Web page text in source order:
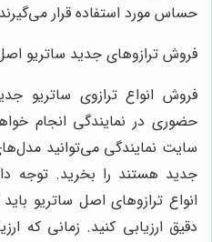
حساس مورد استفاده قرار
فروش ترازوهای جدید ساتریو
فروش انواع ترازوی ساتریو
حضوری در نمایندگی انجام
سایت نمایندگی می‌توانید
جدید هستند را بخرید. توجه
انواع ترازوهای اصل ساتریو
دقیق ارزیابی کنید. زمانی که